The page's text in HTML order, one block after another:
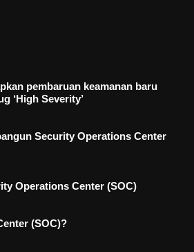
pembaruan keamanan baru
‘High Severity’
Security Operations Center
Operations Center (SOC)
(SOC)?